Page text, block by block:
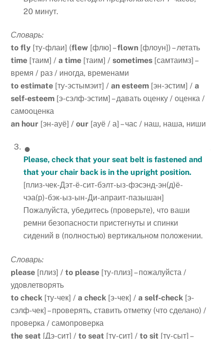
20 минут.
Словарь:
to fly [ту-флаи] (flew [флю] –flown [флоун]) – летать
time [таим] /a time [таим] /sometimes [самтаимз] –
время / раз / иногда, временами
to estimate [ту-эстымэит] /an esteem [эн-эстим] /a
self-esteem [э-сэлф-эстим] – давать оценку / оценка /
самооценка
an hour [эн-ауё] /our [ауё / а] – час / наш, наша, ниши
Please, check that your seat belt is fastened and
that your chair back is in the upright position.
[плиз-чек-Дэт-ё-сит-бэлт-ыз-фэсэнд-эн(д)ё-
чэа(р)-бэк-ыз-ын-Ди-апраит-пазышан]
Пожалуйста, убедитесь (проверьте), что ваши
ремни безопасности пристегнуты и спинки
сидений в (полностью) вертикальном положении.
Словарь:
please [плиз] /to please [ту-плиз] – пожалуйста /
удовлетворять
to check [ту-чек] /a check [э-чек] /a self-check [э-
сэлф-чек] – проверять, ставить отметку (что сделано) /
проверка / самопроверка
the seat [Дэ-сит] /to seat [ту-сит] /to sit [ту-сыт] –